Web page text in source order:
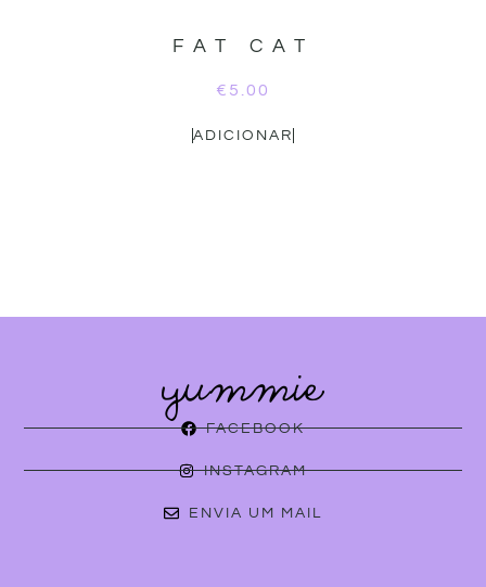
FAT CAT
€ 5.00
ADICIONAR
FACEBOOK
INSTAGRAM
ENVIA UM MAIL